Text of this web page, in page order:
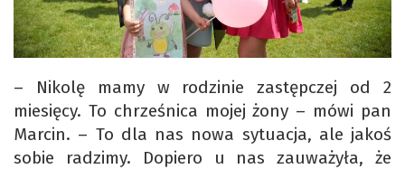
– Nikolę mamy w rodzinie zastępczej od 2
miesięcy. To chrześnica mojej żony – mówi pan
Marcin. – To dla nas nowa sytuacja, ale jakoś
sobie radzimy. Dopiero u nas zauważyła, że